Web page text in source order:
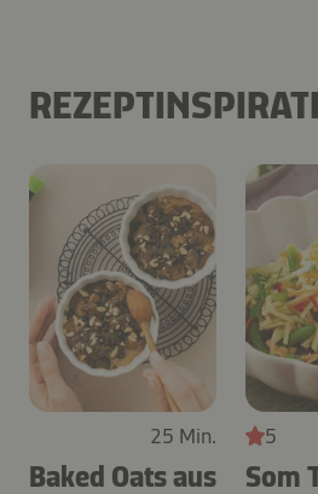
25 Min.
Baked Oats aus
5
Som